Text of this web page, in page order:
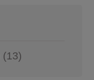
(13)